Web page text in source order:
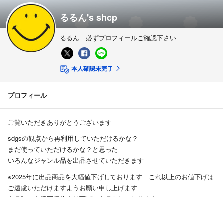
るるん's shop
るるん 必ずプロフィールご確認下さい
本人確認未完了
プロフィール
ご覧いただきありがとうございます
sdgsの観点から再利用していただけるかな？
まだ使っていただけるかな？と思った
いろんなジャンル品を出品させていただきます
※2025年に出品商品を大幅値下げしております これ以上のお値下げは
ご遠慮いただけますようお願い申し上げます